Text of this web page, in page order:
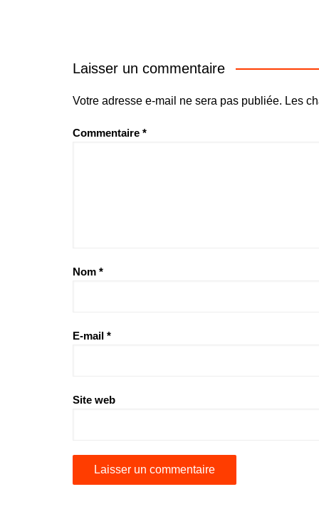
Laisser un commentaire
Votre adresse e-mail ne sera pas publiée. Les
Commentaire *
Nom *
E-mail *
Site web